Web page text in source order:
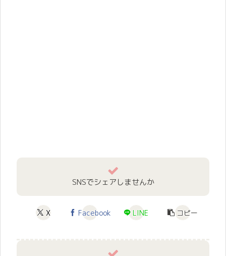
SNSでシェアしませんか
X Facebook LINE コピー